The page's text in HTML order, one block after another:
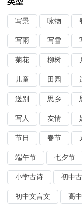
类型
写景 咏物
写雨 写雪
菊花 柳树
儿童 田园
送别 思乡
写人 友情
节日 春节
端午节 七夕节
小学古诗 初中
初中文言文 高